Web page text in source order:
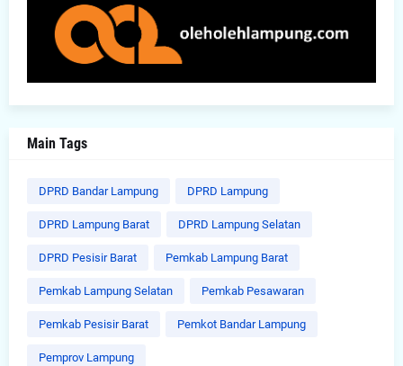
Main Tags
DPRD Bandar Lampung DPRD Lampung
DPRD Lampung Barat DPRD Lampung Selatan
DPRD Pesisir Barat Pemkab Lampung Barat
Pemkab Lampung Selatan Pemkab Pesawaran
Pemkab Pesisir Barat Pemkot Bandar Lampung
Pemprov Lampung